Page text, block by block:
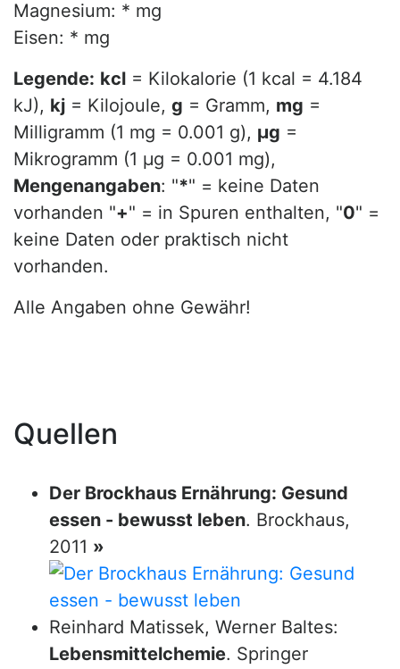
Magnesium: * mg
Eisen: * mg
Legende: kcl = Kilokalorie (1 kcal = 4.184
kJ), kj = Kilojoule, g = Gramm, mg =
Milligramm (1 mg = 0.001 g), µg =
Mikrogramm (1 µg = 0.001 mg),
Mengenangaben: "*" = keine Daten
vorhanden "+" = in Spuren enthalten, "0" =
keine Daten oder praktisch nicht
vorhanden.
Alle Angaben ohne Gewähr!
Quellen
Der Brockhaus Ernährung: Gesund
essen - bewusst leben. Brockhaus,
2011 »
Reinhard Matissek, Werner Baltes:
Lebensmittelchemie. Springer